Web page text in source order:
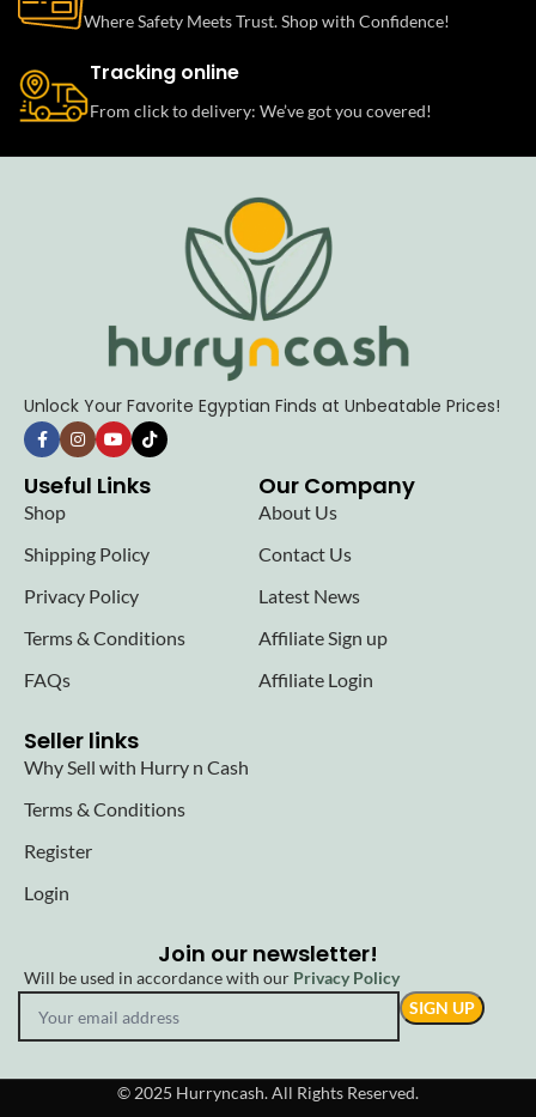
Where Safety Meets Trust. Shop with Confidence!
Tracking online
From click to delivery: We’ve got you covered!
Unlock Your Favorite Egyptian Finds at Unbeatable Prices!
Useful Links
Shop
Shipping Policy
Privacy Policy
Terms & Conditions
FAQs
Our Company
About Us
Contact Us
Latest News
Affiliate Sign up
Affiliate Login
Seller links
Why Sell with Hurry n Cash
Terms & Conditions
Register
Login
Join our newsletter!
Will be used in accordance with our Privacy Policy
© 2025 Hurryncash. All Rights Reserved.